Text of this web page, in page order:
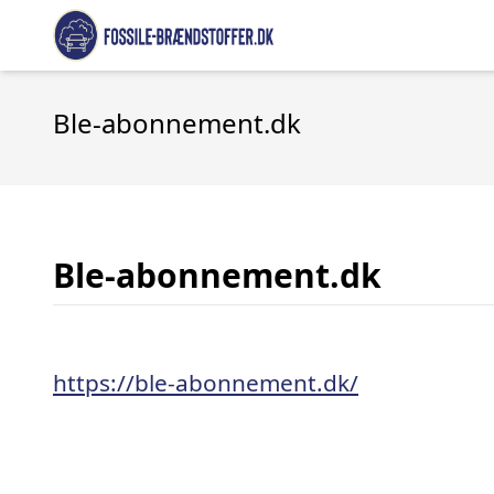
Ble-abonnement.dk
Ble-abonnement.dk
https://ble-abonnement.dk/